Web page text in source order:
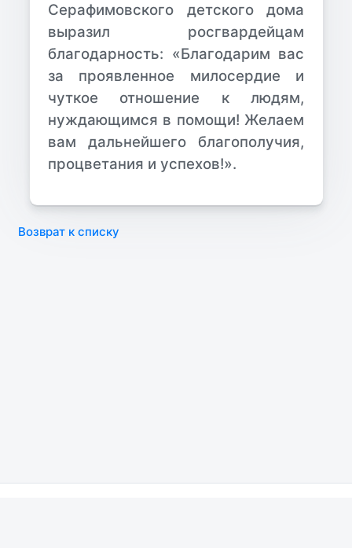
Серафимовского детского дома
выразил росгвардейцам
благодарность: «Благодарим вас
за проявленное милосердие и
чуткое отношение к людям,
нуждающимся в помощи! Желаем
вам дальнейшего благополучия,
процветания и успехов!».
Возврат к списку